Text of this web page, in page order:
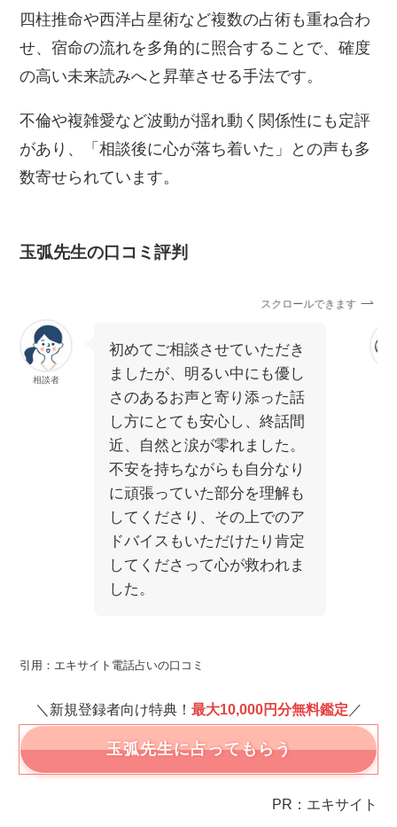
四柱推命や西洋占星術など複数の占術も重ね合わ
せ、宿命の流れを多角的に照合することで、確度
の高い未来読みへと昇華させる手法です。
不倫や複雑愛など波動が揺れ動く関係性にも定評
があり、「相談後に心が落ち着いた」との声も多
数寄せられています。
玉弧先生の口コミ評判
スクロールできます
相談者
初めてご相談させていただき
ましたが、明るい中にも優し
さのあるお声と寄り添った話
し方にとても安心し、終話間
近、自然と涙が零れました。
不安を持ちながらも自分なり
に頑張っていた部分を理解も
してくださり、その上でのア
ドバイスもいただけたり肯定
してくださって心が救われま
した。
引用：エキサイト電話占いの口コミ
＼新規登録者向け特典！ 最大10,000円分無料鑑定 ／
玉弧先生に占ってもらう
PR：エキサイト